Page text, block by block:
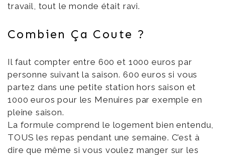
travail, tout le monde était ravi.
Combien Ça Coute ?
Il faut compter entre 600 et 1000 euros par
personne suivant la saison. 600 euros si vous
partez dans une petite station hors saison et
1000 euros pour les Menuires par exemple en
pleine saison.
La formule comprend le logement bien entendu,
TOUS les repas pendant une semaine. C’est à
dire que même si vous voulez manger sur les